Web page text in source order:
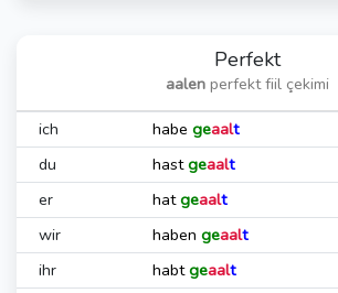
Perfekt
aalen perfekt fiil çekimi
ich habe geaalt
du
hastgeaalt
er
hatgeaalt
wir
haben geaalt
ihr
habtgeaalt